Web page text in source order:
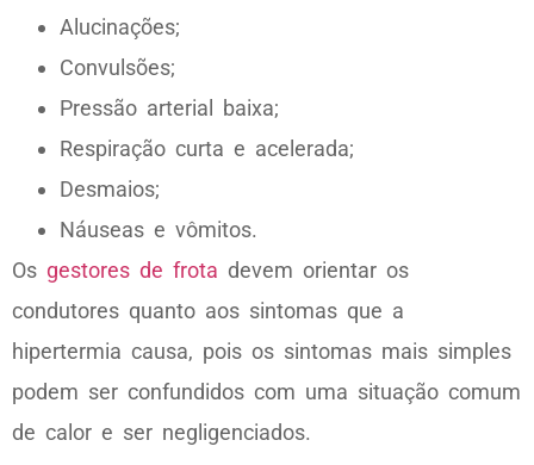
Alucinações;
Convulsões;
Pressão arterial baixa;
Respiração curta e acelerada;
Desmaios;
Náuseas e vômitos.
Os gestores de frota devem orientar os
condutores quanto aos sintomas que a
hipertermia causa, pois os sintomas mais simples
podem ser confundidos com uma situação comum
de calor e ser negligenciados.